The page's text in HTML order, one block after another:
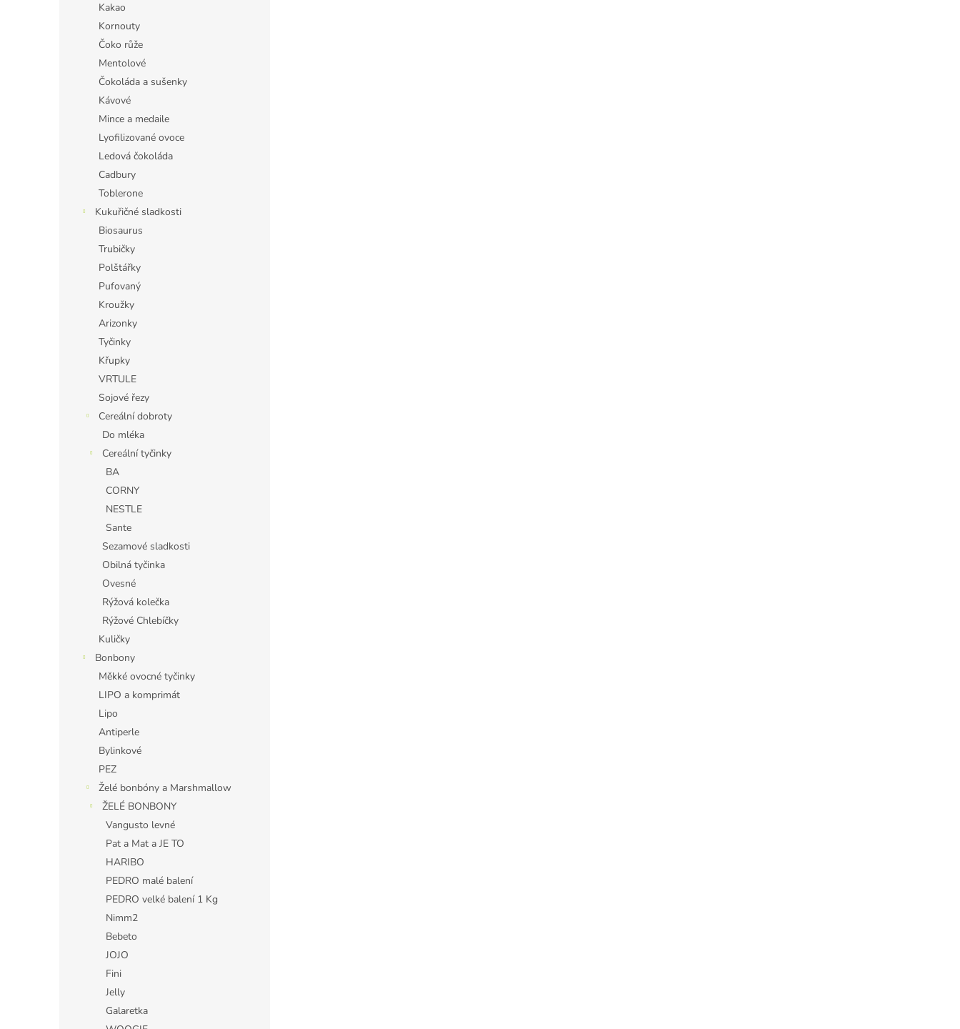
Kakao
Kornouty
Čoko růže
Mentolové
Čokoláda a sušenky
Kávové
Mince a medaile
Lyofilizované ovoce
Ledová čokoláda
Cadbury
Toblerone
Kukuřičné sladkosti
Biosaurus
Trubičky
Polštářky
Pufovaný
Kroužky
Arizonky
Tyčinky
Křupky
VRTULE
Sojové řezy
Cereální dobroty
Do mléka
Cereální tyčinky
BA
CORNY
NESTLE
Sante
Sezamové sladkosti
Obilná tyčinka
Ovesné
Rýžová kolečka
Rýžové Chlebíčky
Kuličky
Bonbony
Měkké ovocné tyčinky
LIPO a komprimát
Lipo
Antiperle
Bylinkové
PEZ
Želé bonbóny a Marshmallow
ŽELÉ BONBONY
Vangusto levné
Pat a Mat a JE TO
HARIBO
PEDRO malé balení
PEDRO velké balení 1 Kg
Nimm2
Bebeto
JOJO
Fini
Jelly
Galaretka